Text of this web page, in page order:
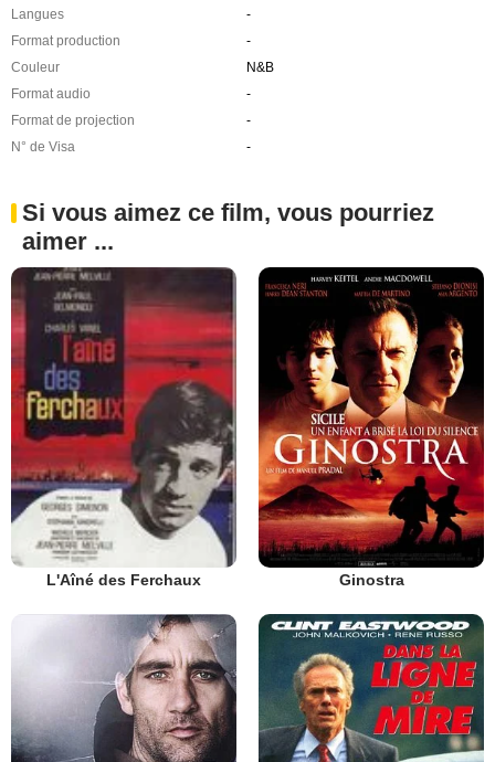
Langues
-
Format production
-
Couleur
N&B
Format audio
-
Format de projection
-
N° de Visa
-
Si vous aimez ce film, vous pourriez
aimer ...
L'Aîné des Ferchaux Ginostra